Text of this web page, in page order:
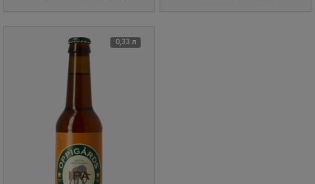
0,33 л